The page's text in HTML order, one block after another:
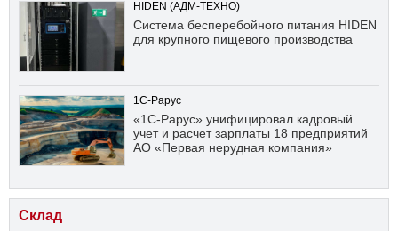
HIDEN (АДМ-ТЕХНО)
Система бесперебойного питания HIDEN
для крупного пищевого производства
1С-Рарус
«1С-Рарус» унифицировал кадровый
учет и расчет зарплаты 18 предприятий
АО «Первая нерудная компания»
Склад